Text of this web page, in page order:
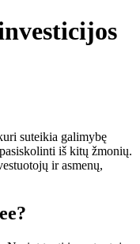
suteikia galimybę
iš kitų žmonių.
ir asmenų,